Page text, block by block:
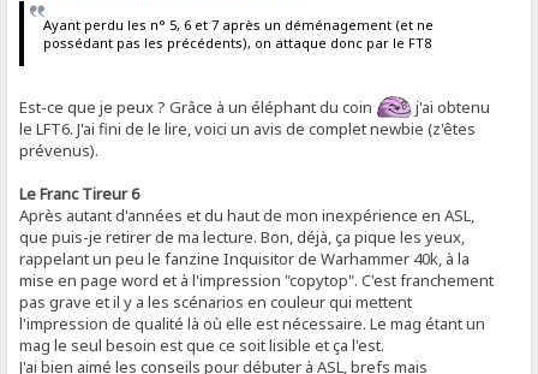
Ayant perdu les n° 5, 6 et 7 après un déménagement (et ne
possédant pas les précédents), on attaque donc par le FT8
Est-ce que je peux ? Grâce à un éléphant du coin
j'ai obtenu
le LFT6. J'ai fini de le lire, voici un avis de complet newbie (z'êtes
prévenus).
Le Franc Tireur 6
Après autant d'années et du haut de mon inexpérience en ASL,
que puis-je retirer de ma lecture. Bon, déjà, ça pique les yeux,
rappelant un peu le fanzine Inquisitor de Warhammer 40k, à la
mise en page word et à l'impression "copytop". C'est franchement
pas grave et il y a les scénarios en couleur qui mettent
l'impression de qualité là où elle est nécessaire. Le mag étant un
mag le seul besoin est que ce soit lisible et ça l'est.
J'ai bien aimé les conseils pour débuter à ASL, brefs mais